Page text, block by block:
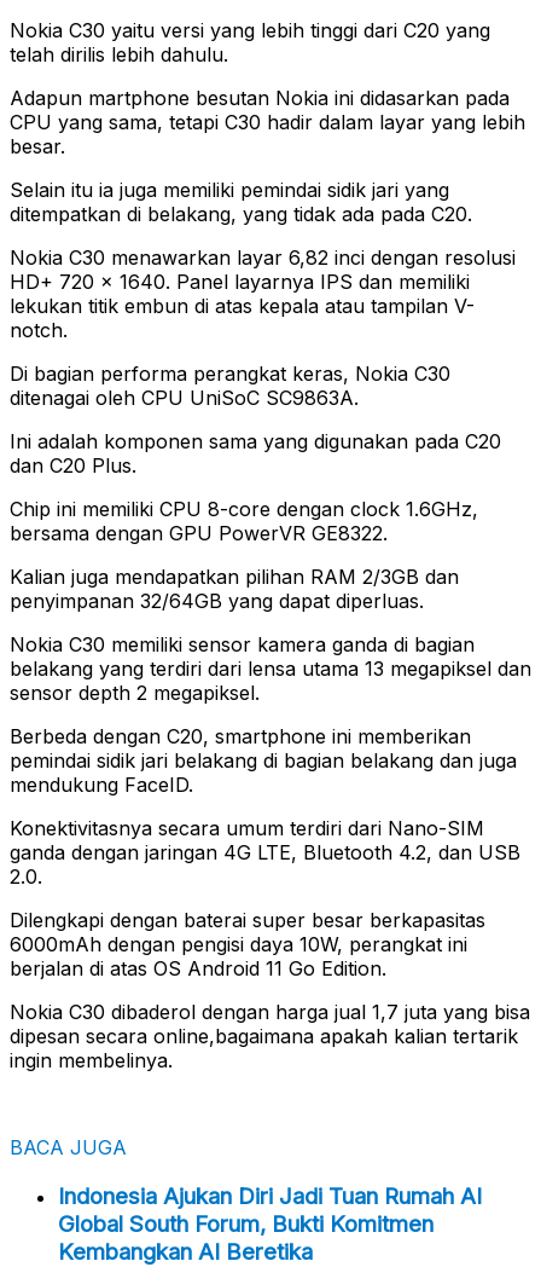
Nokia C30 yaitu versi yang lebih tinggi dari C20 yang
telah dirilis lebih dahulu.
Adapun martphone besutan Nokia ini didasarkan pada
CPU yang sama, tetapi C30 hadir dalam layar yang lebih
besar.
Selain itu ia juga memiliki pemindai sidik jari yang
ditempatkan di belakang, yang tidak ada pada C20.
Nokia C30 menawarkan layar 6,82 inci dengan resolusi
HD+ 720 x 1640. Panel layarnya IPS dan memiliki
lekukan titik embun di atas kepala atau tampilan V-
notch.
Di bagian performa perangkat keras, Nokia C30
ditenagai oleh CPU UniSoC SC9863A.
Ini adalah komponen sama yang digunakan pada C20
dan C20 Plus.
Chip ini memiliki CPU 8-core dengan clock 1.6GHz,
bersama dengan GPU PowerVR GE8322.
Kalian juga mendapatkan pilihan RAM 2/3GB dan
penyimpanan 32/64GB yang dapat diperluas.
Nokia C30 memiliki sensor kamera ganda di bagian
belakang yang terdiri dari lensa utama 13 megapiksel dan
sensor depth 2 megapiksel.
Berbeda dengan C20, smartphone ini memberikan
pemindai sidik jari belakang di bagian belakang dan juga
mendukung FaceID.
Konektivitasnya secara umum terdiri dari Nano-SIM
ganda dengan jaringan 4G LTE, Bluetooth 4.2, dan USB
2.0.
Dilengkapi dengan baterai super besar berkapasitas
6000mAh dengan pengisi daya 10W, perangkat ini
berjalan di atas OS Android 11 Go Edition.
Nokia C30 dibaderol dengan harga jual 1,7 juta yang bisa
dipesan secara online,bagaimana apakah kalian tertarik
ingin membelinya.
BACA JUGA
Indonesia Ajukan Diri Jadi Tuan Rumah AI
Global South Forum, Bukti Komitmen
Kembangkan AI Beretika